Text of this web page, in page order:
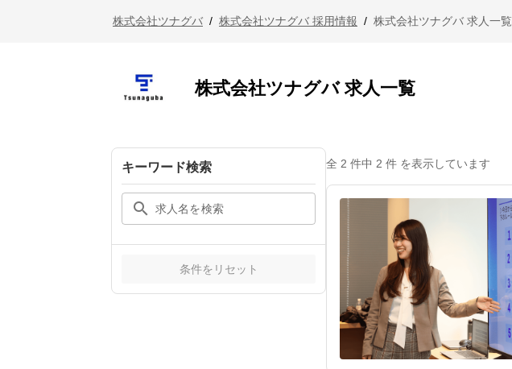
株式会社ツナグバ / 株式会社ツナグバ 採用情報 / 株式会社ツナグバ 求人一覧
株式会社ツナグバ 求人一覧
キーワード検索
search
条件をリセット
全 2 件中 2 件 を表示しています